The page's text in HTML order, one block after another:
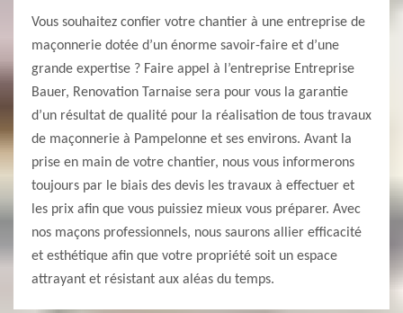
Vous souhaitez confier votre chantier à une entreprise de
maçonnerie dotée d’un énorme savoir-faire et d’une
grande expertise ? Faire appel à l’entreprise Entreprise
Bauer, Renovation Tarnaise sera pour vous la garantie
d’un résultat de qualité pour la réalisation de tous travaux
de maçonnerie à Pampelonne et ses environs. Avant la
prise en main de votre chantier, nous vous informerons
toujours par le biais des devis les travaux à effectuer et
les prix afin que vous puissiez mieux vous préparer. Avec
nos maçons professionnels, nous saurons allier efficacité
et esthétique afin que votre propriété soit un espace
attrayant et résistant aux aléas du temps.